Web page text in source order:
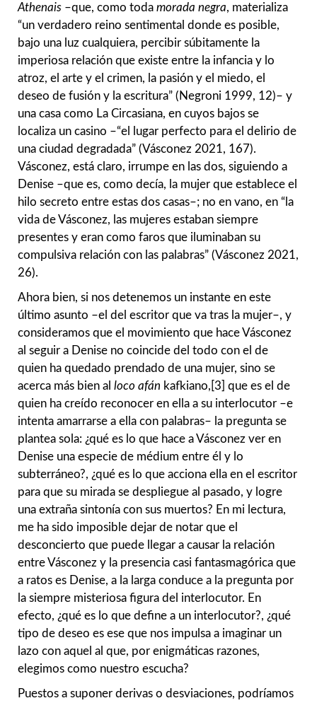
Athenais –que, como toda morada negra, materializa
“un verdadero reino sentimental donde es posible,
bajo una luz cualquiera, percibir súbitamente la
imperiosa relación que existe entre la infancia y lo
atroz, el arte y el crimen, la pasión y el miedo, el
deseo de fusión y la escritura” (Negroni 1999, 12)– y
una casa como La Circasiana, en cuyos bajos se
localiza un casino –“el lugar perfecto para el delirio de
una ciudad degradada” (Vásconez 2021, 167).
Vásconez, está claro, irrumpe en las dos, siguiendo a
Denise –que es, como decía, la mujer que establece el
hilo secreto entre estas dos casas–; no en vano, en “la
vida de Vásconez, las mujeres estaban siempre
presentes y eran como faros que iluminaban su
compulsiva relación con las palabras” (Vásconez 2021,
26).
Ahora bien, si nos detenemos un instante en este
último asunto –el del escritor que va tras la mujer–, y
consideramos que el movimiento que hace Vásconez
al seguir a Denise no coincide del todo con el de
quien ha quedado prendado de una mujer, sino se
acerca más bien al loco afán kafkiano,[3] que es el de
quien ha creído reconocer en ella a su interlocutor –e
intenta amarrarse a ella con palabras– la pregunta se
plantea sola: ¿qué es lo que hace a Vásconez ver en
Denise una especie de médium entre él y lo
subterráneo?, ¿qué es lo que acciona ella en el escritor
para que su mirada se despliegue al pasado, y logre
una extraña sintonía con sus muertos? En mi lectura,
me ha sido imposible dejar de notar que el
desconcierto que puede llegar a causar la relación
entre Vásconez y la presencia casi fantasmagórica que
a ratos es Denise, a la larga conduce a la pregunta por
la siempre misteriosa figura del interlocutor. En
efecto, ¿qué es lo que define a un interlocutor?, ¿qué
tipo de deseo es ese que nos impulsa a imaginar un
lazo con aquel al que, por enigmáticas razones,
elegimos como nuestro escucha?
Puestos a suponer derivas o desviaciones, podríamos